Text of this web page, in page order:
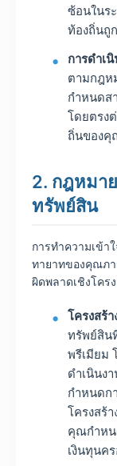
ซ้อนในร
ท้องถิ่นถู
การดำเ
ตามกฎห
กำหนดส
โดยตรง
ถิ่นของคุ
2. กฎหมา
ทรัพย์สิน
การทำความเข้า
ทายาทของคุณภา
ผิดพลาดเชิงโคร
โครงสร้
ทรัพย์สิน
พรีเมียม
ดำเนินง
กำหนดก
โครงสร้
คุณกำหน
เงินทุนค